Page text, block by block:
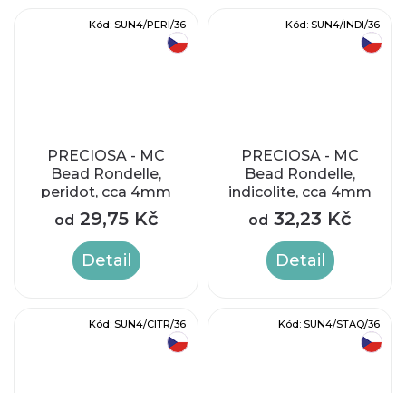
PRECIOSA - MC
Bead Rondelle,
peridot, cca 4mm
od 29,75 Kč
Detail
Kód: SUN4/PERI/36
PRECIOSA - MC
Bead Rondelle,
indicolite, cca 4mm
od 32,23 Kč
Detail
Kód: SUN4/INDI/36
Kód: SUN4/CITR/36 Kód: SUN4/STAQ/36